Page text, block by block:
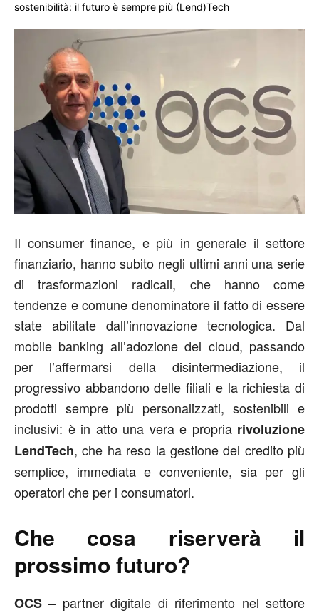
sostenibilità: il futuro è sempre più (Lend)Tech
Il consumer finance, e più in generale il settore
finanziario, hanno subito negli ultimi anni una serie
di trasformazioni radicali, che hanno come
tendenze e comune denominatore il fatto di essere
state abilitate dall’innovazione tecnologica. Dal
mobile banking all’adozione del cloud, passando
per l’affermarsi della disintermediazione, il
progressivo abbandono delle filiali e la richiesta di
prodotti sempre più personalizzati, sostenibili e
inclusivi: è in atto una vera e propria rivoluzione
LendTech, che ha reso la gestione del credito più
semplice, immediata e conveniente, sia per gli
operatori che per i consumatori.
Che cosa riserverà il
prossimo futuro?
OCS– partner digitale di riferimento nel settore